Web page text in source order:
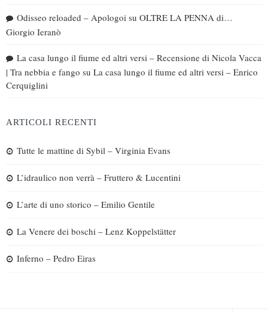
Odisseo reloaded – Apologoi su OLTRE LA PENNA di…
Giorgio Ieranò
La casa lungo il fiume ed altri versi – Recensione di Nicola Vacca
| Tra nebbia e fango su La casa lungo il fiume ed altri versi – Enrico
Cerquiglini
ARTICOLI RECENTI
Tutte le mattine di Sybil – Virginia Evans
L’idraulico non verrà – Fruttero & Lucentini
L’arte di uno storico – Emilio Gentile
La Venere dei boschi – Lenz Koppelstätter
Inferno – Pedro Eiras